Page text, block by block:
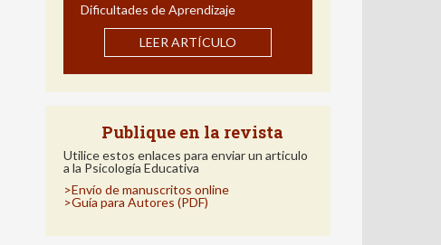
Estrategias para Mejorar la
Publique en la revista